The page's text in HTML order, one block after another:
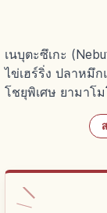
เนบุตะซึเกะ
ไข่เฮร์ริ่ง ปลาหมึ
โชยุพิเศษ ยามาโ